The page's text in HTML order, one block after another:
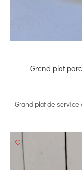
Grand plat
Grand plat de service